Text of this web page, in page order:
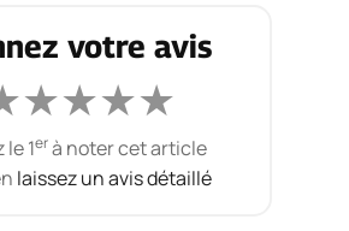
votre avis
★★★★
le 1erà noter cet article
laissez un avis détaillé